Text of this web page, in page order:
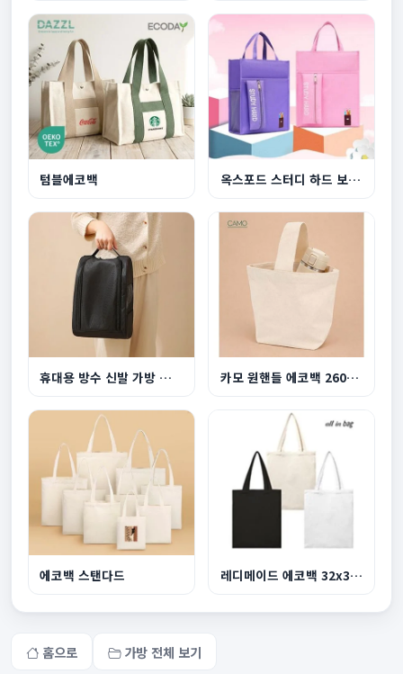
텀블에코백 옥스포드 스터디 하드 보조백
휴대용 방수 신발 가방 운동화 커버 S037 카모 원핸들 에코백 260x200x130mm
에코백 스탠다드 레디메이드 에코백 32x38cm
홈으로 가방 전체 보기